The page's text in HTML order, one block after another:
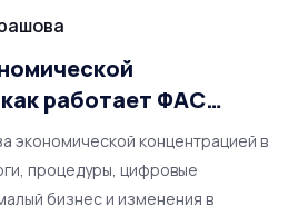
работает ФАС
экономической концентрацией в
процедуры, цифровые
бизнес и изменения в